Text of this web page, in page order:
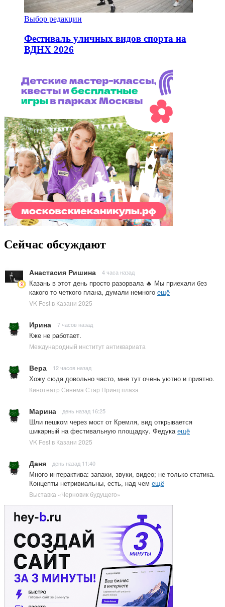
Выбор редакции
Фестиваль уличных видов спорта на
ВДНХ 2026
Сейчас обсуждают
Анастасия Ришина 4 часа назад
Казань в этот день просто разорвала 🔥 Мы приехали без
какого то четкого плана, думали немного ещё
VK Fest в Казани 2025
Ирина 7 часов назад
Кже не работает.
Международный институт антиквариата
Вера 12 часов назад
Хожу сюда довольно часто, мне тут очень уютно и приятно.
Кинотеатр Синема Стар Принц плаза
Марина день назад 16:25
Шли пешком через мост от Кремля, вид открывается
шикарный на фестивальную площадку. Федука ещё
VK Fest в Казани 2025
Даня день назад 11:40
Много интерактива: запахи, звуки, видео; не только статика.
Концепты нетривиальны, есть, над чем ещё
Выставка «Черновик будущего»